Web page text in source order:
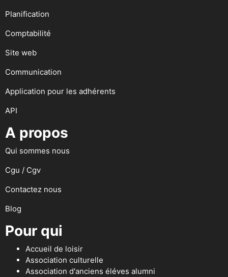
Planification
Comptabilité
Site web
Communication
Application pour les adhérents
API
A propos
Qui sommes nous
Cgu / Cgv
Contactez nous
Blog
Pour qui
Accueil de loisir
Association culturelle
Association d'anciens éléves alumni